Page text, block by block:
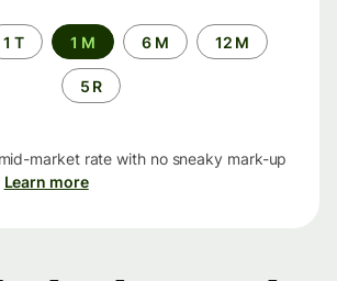
1 T 1 M 6 M 12 M
5 R
market rate with no sneaky mark-up
Learn more